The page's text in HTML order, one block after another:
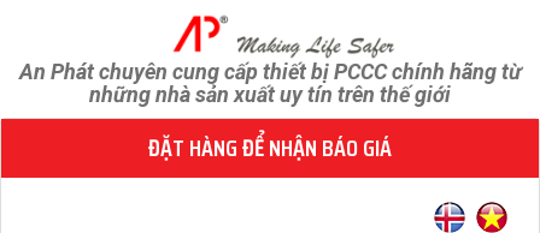
An Phát chuyên cung cấp thiết bị PCCC chính hãng từ
những nhà sản xuất uy tín trên thế giới
ĐẶT HÀNG ĐỂ NHẬN BÁO GIÁ